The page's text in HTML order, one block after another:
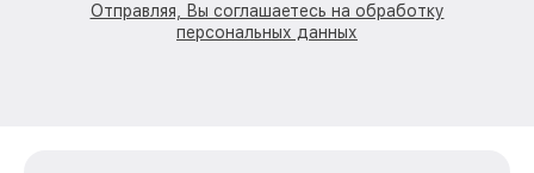
Отправляя, Вы соглашаетесь на обработку
персональных данных